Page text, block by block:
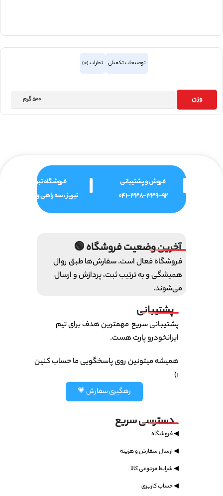
توضیحات تکمیلی نظرات (0)
وزن 500 گرم
فروش و پشتیبانی
041-338-339-92
فروشگاه تبریز
تبریز ، سه راهی ولیعصر
آخرین وضعیت فروشگاه 🟢
فروشگاه فعال است. سفارش‌ها طبق روال
همیشگی و به ترتیب ثبت، پردازش و ارسال
می‌شوند.
پشتیبانی
پشتیبانی سریع مهمترین هدف برای تیم
ایرانخودرو پارت هست.
همیشه میتونین روی پاسخگویی ما حساب کنین
:)
رهگیری سفارش 💗
دسترسی سریع
◀ فروشگاه
◀ ارسال سفارش و هزینه
◀ شرایط مرجوعی کالا
◀ حساب کاربری